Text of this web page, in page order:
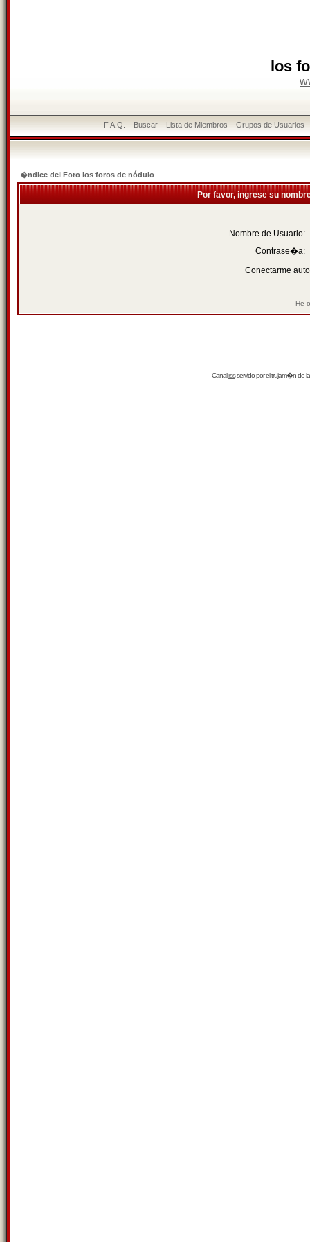
los
F.A.Q. Buscar Lista de Miembros Grupos de Usuarios
�ndice del Foro los foros de nódulo
Por favor, ingrese su
Nombre de Usuario:
Contrase�a:
Conectarme
He
Canalrssservido por eltrujam�nde